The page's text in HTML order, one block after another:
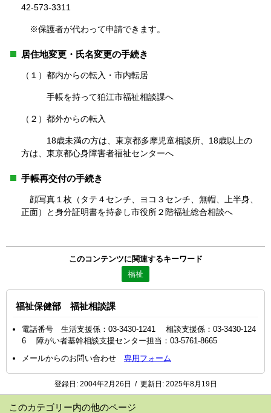
42-573-3311
※保護者が代わって申請できます。
居住地変更・氏名変更の手続き
（１）都内からの転入・市内転居
手帳を持って狛江市福祉相談課へ
（２）都外からの転入
18歳未満の方は、東京都多摩児童相談所、18歳以上の
方は、東京都心身障害者福祉センターへ
手帳再交付の手続き
顔写真１枚（タテ４センチ、ヨコ３センチ、無帽、上半身、
正面）と身分証明書を持参し市役所２階福祉総合相談へ
このコンテンツに関連するキーワード
福祉
福祉保健部 福祉相談課
電話番号 生活支援係：03-3430-1241 相談支援係：03-3430-124
6 障がい者基幹相談支援センター担当：03-5761-8665
メールからのお問い合わせ 専用フォーム
登録日: 2004年2月26日 / 更新日: 2025年8月19日
このカテゴリー内の他のページ